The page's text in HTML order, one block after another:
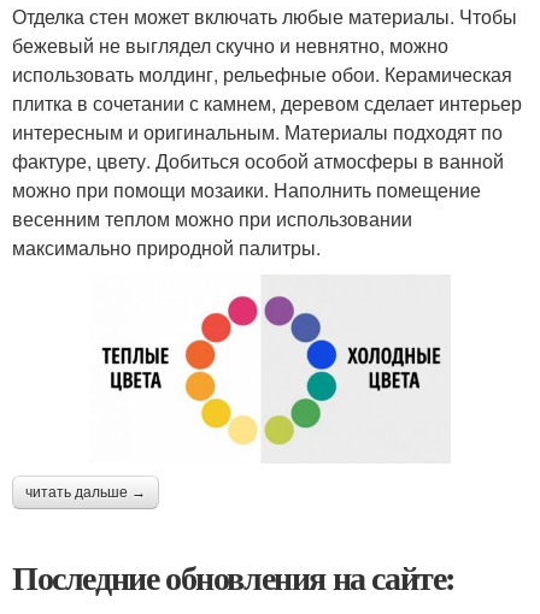
Отделка стен может включать любые материалы. Чтобы
бежевый не выглядел скучно и невнятно, можно
использовать молдинг, рельефные обои. Керамическая
плитка в сочетании с камнем, деревом сделает интерьер
интересным и оригинальным. Материалы подходят по
фактуре, цвету. Добиться особой атмосферы в ванной
можно при помощи мозаики. Наполнить помещение
весенним теплом можно при использовании
максимально природной палитры.
читать дальше →
Последние обновления на сайте: